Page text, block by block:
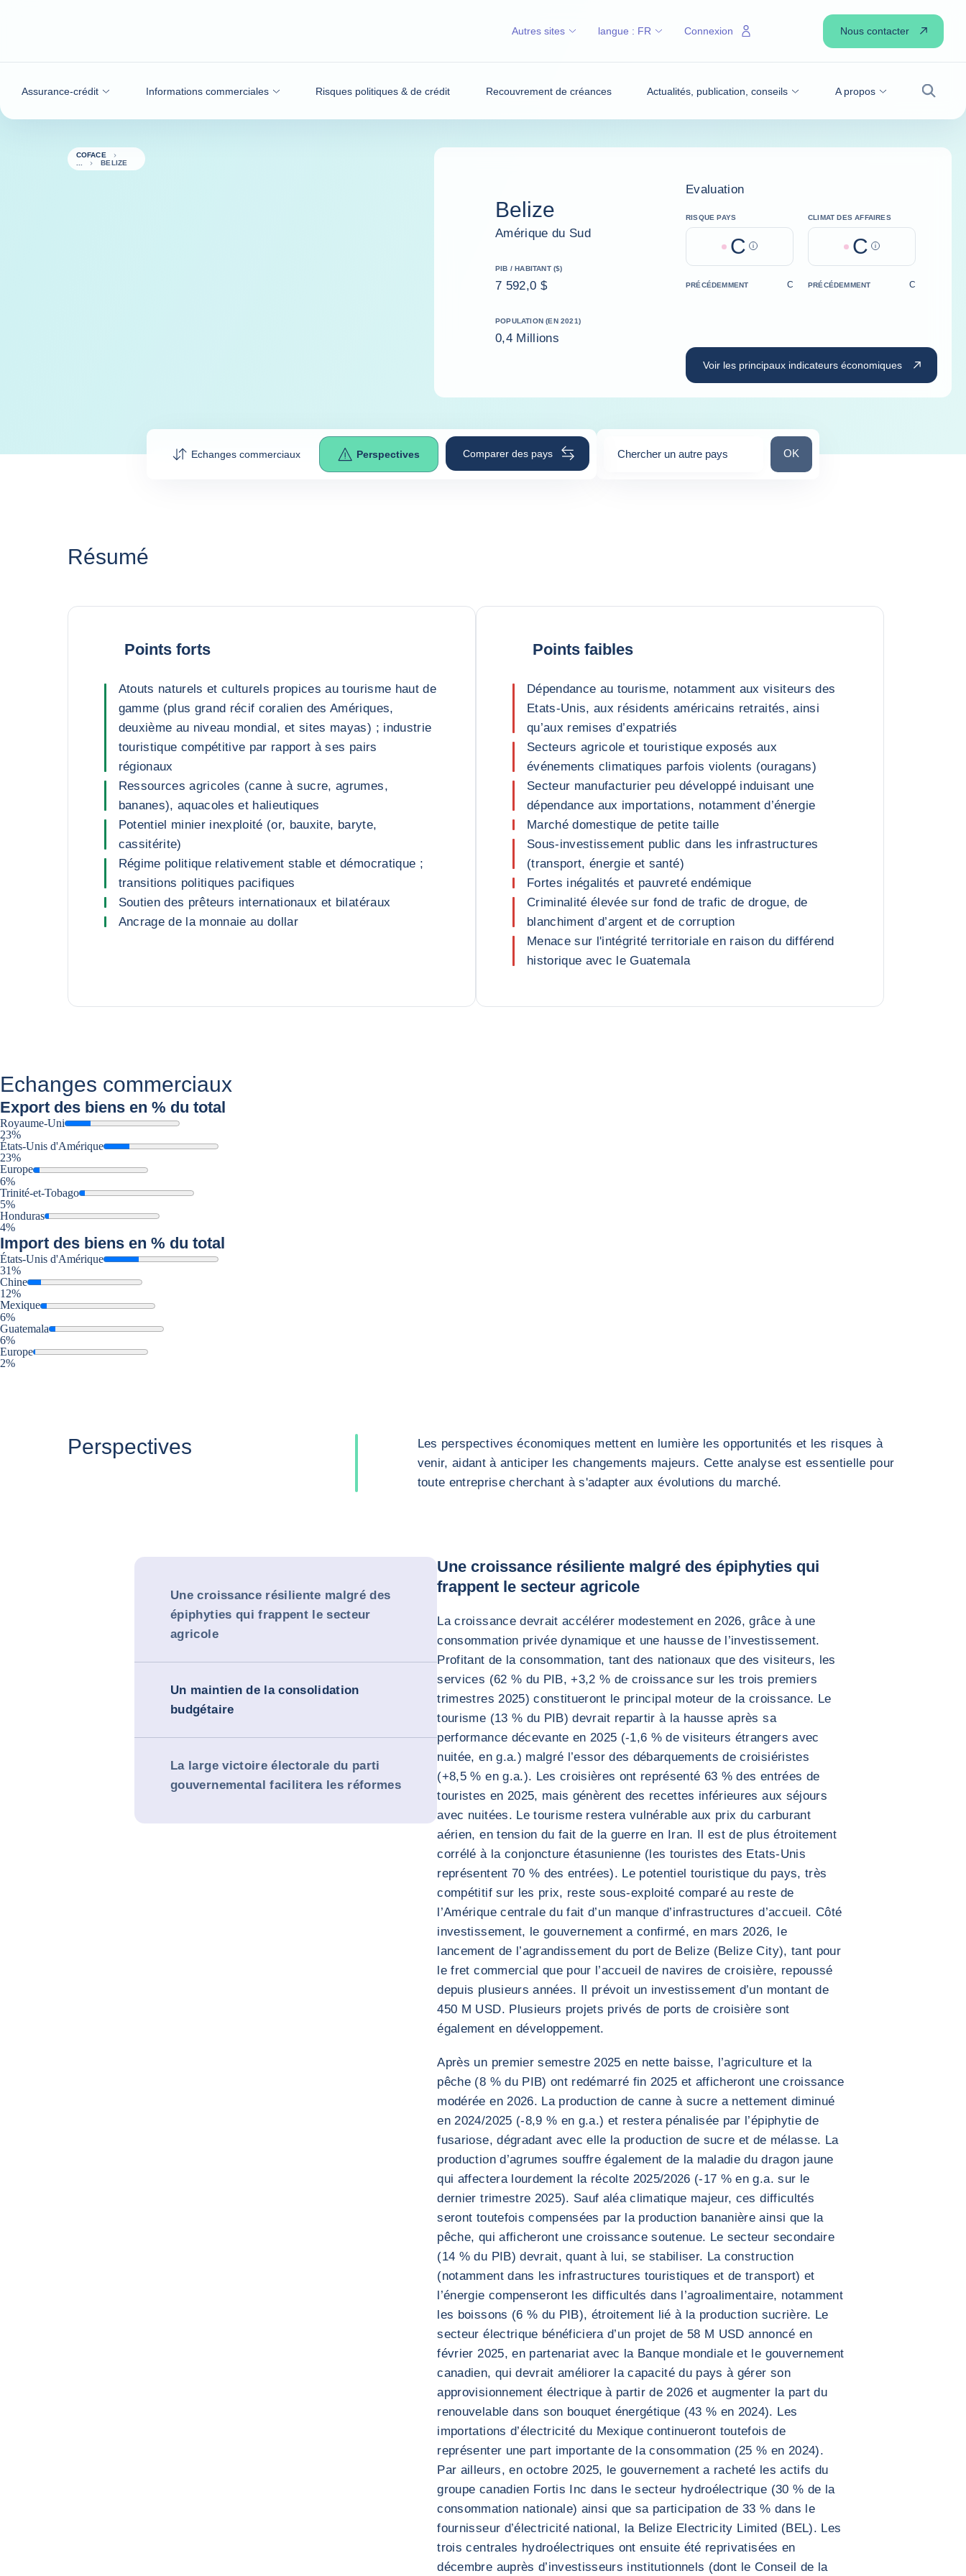
Assurance-crédit Informations commerciales Risques politiques & de crédit Recouvrement de créances Actualités, publication, conseils A propos
Autres sites langue : FR Connexion Nous contacter
COFACE
BELIZE
Belize
Amérique du Sud
PIB / HABITANT ($)
7 592,0 $
POPULATION (EN 2021)
0,4 Millions
Evaluation
RISQUE PAYS
C Help
CLIMAT DES AFFAIRES
C Help
PRÉCÉDEMMENT C PRÉCÉDEMMENT C
Voir les principaux indicateurs économiques
Echanges commerciaux Perspectives Comparer des pays Chercher un autre pays Chercher un autre pays
OK
Résumé
Points forts
Atouts naturels et culturels propices au tourisme haut de
gamme (plus grand récif coralien des Amériques,
deuxième au niveau mondial, et sites mayas) ; industrie
touristique compétitive par rapport à ses pairs
régionaux
Ressources agricoles (canne à sucre, agrumes,
bananes), aquacoles et halieutiques
Potentiel minier inexploité (or, bauxite, baryte,
cassitérite)
Régime politique relativement stable et démocratique ;
transitions politiques pacifiques
Soutien des prêteurs internationaux et bilatéraux
Ancrage de la monnaie au dollar
Points faibles
Dépendance au tourisme, notamment aux visiteurs des
Etats-Unis, aux résidents américains retraités, ainsi
qu’aux remises d’expatriés
Secteurs agricole et touristique exposés aux
événements climatiques parfois violents (ouragans)
Secteur manufacturier peu développé induisant une
dépendance aux importations, notamment d’énergie
Marché domestique de petite taille
Sous-investissement public dans les infrastructures
(transport, énergie et santé)
Fortes inégalités et pauvreté endémique
Criminalité élevée sur fond de trafic de drogue, de
blanchiment d’argent et de corruption
Menace sur l'intégrité territoriale en raison du différend
historique avec le Guatemala
Echanges commerciaux
Export des biens en % du total
Royaume-Uni
23%
États-Unis d'Amérique
23%
Europe
6%
Trinité-et-Tobago
5%
Honduras
4%
Import des biens en % du total
États-Unis d'Amérique
31%
Chine
12%
Mexique
6%
Guatemala
6%
Europe
2%
Perspectives
Les perspectives économiques mettent en lumière les opportunités et les risques à
venir, aidant à anticiper les changements majeurs. Cette analyse est essentielle pour
toute entreprise cherchant à s'adapter aux évolutions du marché.
Une croissance résiliente malgré des
épiphyties qui frappent le secteur
agricole
Un maintien de la consolidation
budgétaire
La large victoire électorale du parti
gouvernemental facilitera les réformes
Une croissance résiliente malgré des épiphyties qui
frappent le secteur agricole
La croissance devrait accélérer modestement en 2026, grâce à une
consommation privée dynamique et une hausse de l’investissement.
Profitant de la consommation, tant des nationaux que des visiteurs, les
services (62 % du PIB, +3,2 % de croissance sur les trois premiers
trimestres 2025) constitueront le principal moteur de la croissance. Le
tourisme (13 % du PIB) devrait repartir à la hausse après sa
performance décevante en 2025 (-1,6 % de visiteurs étrangers avec
nuitée, en g.a.) malgré l’essor des débarquements de croisiéristes
(+8,5 % en g.a.). Les croisières ont représenté 63 % des entrées de
touristes en 2025, mais génèrent des recettes inférieures aux séjours
avec nuitées. Le tourisme restera vulnérable aux prix du carburant
aérien, en tension du fait de la guerre en Iran. Il est de plus étroitement
corrélé à la conjoncture étasunienne (les touristes des Etats-Unis
représentent 70 % des entrées). Le potentiel touristique du pays, très
compétitif sur les prix, reste sous-exploité comparé au reste de
l’Amérique centrale du fait d’un manque d’infrastructures d’accueil. Côté
investissement, le gouvernement a confirmé, en mars 2026, le
lancement de l’agrandissement du port de Belize (Belize City), tant pour
le fret commercial que pour l’accueil de navires de croisière, repoussé
depuis plusieurs années. Il prévoit un investissement d’un montant de
450 M USD. Plusieurs projets privés de ports de croisière sont
également en développement.
Après un premier semestre 2025 en nette baisse, l’agriculture et la
pêche (8 % du PIB) ont redémarré fin 2025 et afficheront une croissance
modérée en 2026. La production de canne à sucre a nettement diminué
en 2024/2025 (-8,9 % en g.a.) et restera pénalisée par l’épiphytie de
fusariose, dégradant avec elle la production de sucre et de mélasse. La
production d’agrumes souffre également de la maladie du dragon jaune
qui affectera lourdement la récolte 2025/2026 (-17 % en g.a. sur le
dernier trimestre 2025). Sauf aléa climatique majeur, ces difficultés
seront toutefois compensées par la production bananière ainsi que la
pêche, qui afficheront une croissance soutenue. Le secteur secondaire
(14 % du PIB) devrait, quant à lui, se stabiliser. La construction
(notamment dans les infrastructures touristiques et de transport) et
l’énergie compenseront les difficultés dans l’agroalimentaire, notamment
les boissons (6 % du PIB), étroitement lié à la production sucrière. Le
secteur électrique bénéficiera d’un projet de 58 M USD annoncé en
février 2025, en partenariat avec la Banque mondiale et le gouvernement
canadien, qui devrait améliorer la capacité du pays à gérer son
approvisionnement électrique à partir de 2026 et augmenter la part du
renouvelable dans son bouquet énergétique (43 % en 2024). Les
importations d’électricité du Mexique continueront toutefois de
représenter une part importante de la consommation (25 % en 2024).
Par ailleurs, en octobre 2025, le gouvernement a racheté les actifs du
groupe canadien Fortis Inc dans le secteur hydroélectrique (30 % de la
consommation nationale) ainsi que sa participation de 33 % dans le
fournisseur d’électricité national, la Belize Electricity Limited (BEL). Les
trois centrales hydroélectriques ont ensuite été reprivatisées en
décembre auprès d’investisseurs institutionnels (dont le Conseil de la